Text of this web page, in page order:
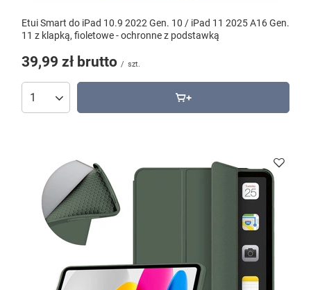
Etui Smart do iPad 10.9 2022 Gen. 10 / iPad 11 2025 A16 Gen.
11 z klapką, fioletowe - ochronne z podstawką
39,99 zł brutto / szt.